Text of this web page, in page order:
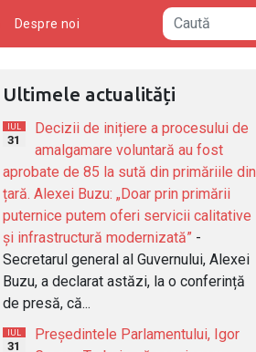
Despre noi
Ultimele actualități
IUL
31
Decizii de inițiere a procesului de
amalgamare voluntară au fost
aprobate de 85 la sută din primăriile din
țară. Alexei Buzu: „Doar prin primării
puternice putem oferi servicii calitative
și infrastructură modernizată” -
Secretarul general al Guvernului, Alexei
Buzu, a declarat astăzi, la o conferință
de presă, că...
IUL
31
Președintele Parlamentului, Igor